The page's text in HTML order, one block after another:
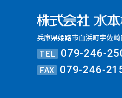
兵庫県姫路市白浜町宇佐
TEL 079-246-
FAX 079-246-